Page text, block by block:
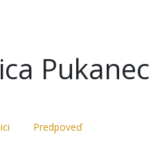
Pukanec
Predpoveď